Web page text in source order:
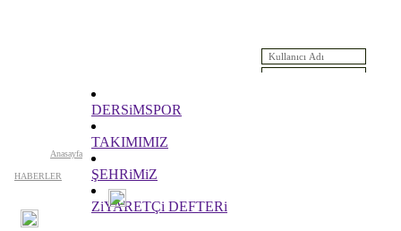
DERSiMSPOR
TAKIMIMIZ
ŞEHRiMiZ
ZiYARETÇi DEFTERi
: Function mysql_numrows() is deprecated in
Anasayfa
HABERLER